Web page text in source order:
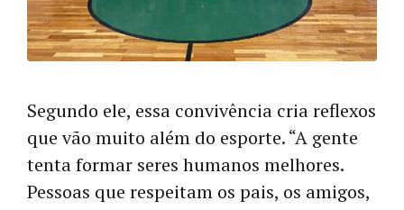
Segundo ele, essa convivência cria reflexos
que vão muito além do esporte. “A gente
tenta formar seres humanos melhores.
Pessoas que respeitam os pais, os amigos,